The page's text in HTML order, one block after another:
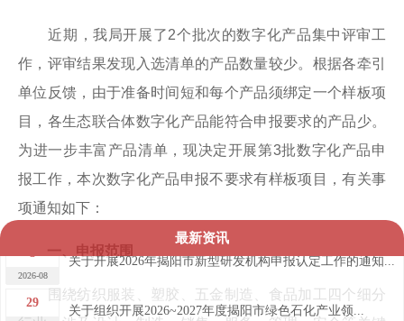
近期，我局开展了2个批次的数字化产品集中评审工
作，评审结果发现入选清单的产品数量较少。根据各牵引
单位反馈，由于准备时间短和每个产品须绑定一个样板项
目，各生态联合体数字化产品能符合申报要求的产品少。
为进一步丰富产品清单，现决定开展第3批数字化产品申
报工作，本次数字化产品申报不要求有样板项目，有关事
项通知如下：
一、申报范围
围绕纺织服装、塑胶、五金制造、食品加工四个细分
最新资讯
2026-08
关于开展2026年揭阳市新型研发机构申报认定工作的通知...
29
关于组织开展2026~2027年度揭阳市绿色石化产业领...